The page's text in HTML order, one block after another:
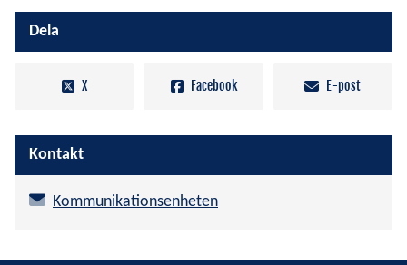
Dela
X Facebook E-post
Kontakt
Kommunikationsenheten